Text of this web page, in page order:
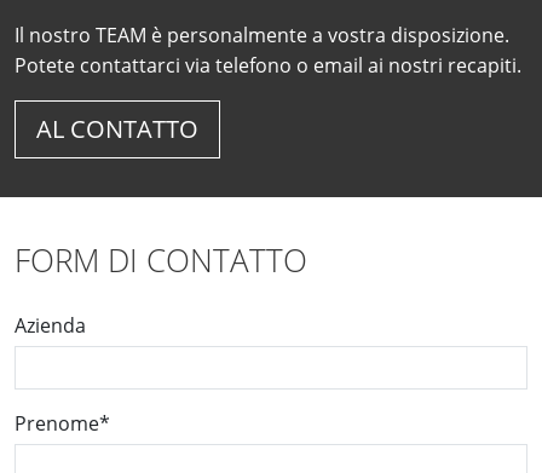
Il nostro TEAM è personalmente a vostra disposizione.
Potete contattarci via telefono o email ai nostri recapiti.
AL CONTATTO
FORM DI CONTATTO
Azienda
Prenome*